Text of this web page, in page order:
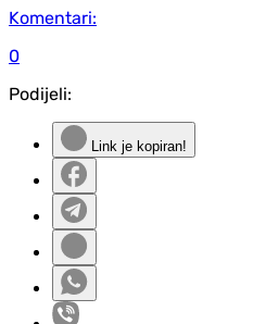
Komentari:
0
Podijeli:
Link je kopiran!